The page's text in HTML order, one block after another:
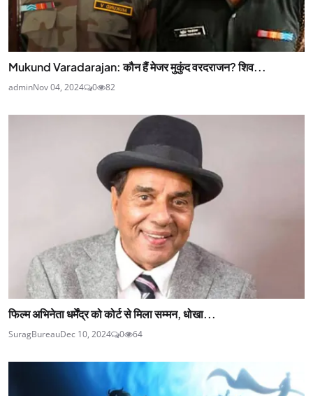
Mukund Varadarajan: कौन हैं मेजर मुकुंद वरदराजन? शिव...
adminNov 04, 2024 0 82
फिल्म अभिनेता धर्मेंद्र को कोर्ट से मिला सम्मन, धोखा...
SuragBureauDec 10, 2024 0 64